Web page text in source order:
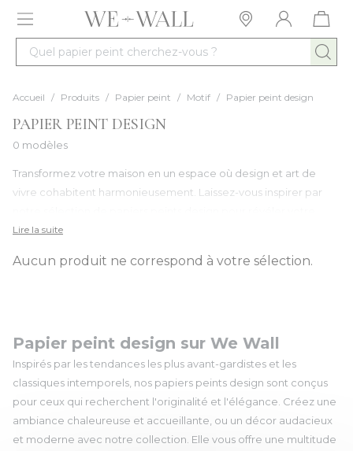
Allez au contenu
Quel papier peint cherchez-vous ?
Accueil / Produits / Papier peint / Motif / Papier peint design
PAPIER PEINT DESIGN
0 modèles
Transformez votre maison en un espace où design et art de
vivre cohabitent harmonieusement. Laissez-vous inspirer par
intérieur et affirmer votre style. Que vous aimiez les lignes pures
ou au charme vintage, les matériaux bruts ou précieux, les
Lire la suite
Aucun produit ne correspond à votre sélection.
Papier peint design sur We Wall
Inspirés par les tendances les plus avant-gardistes et les
classiques intemporels, nos papiers peints design sont conçus
pour ceux qui recherchent l'originalité et l'élégance. Créez une
ambiance chaleureuse et accueillante, ou un décor audacieux
et moderne avec notre collection. Elle vous offre une multitude